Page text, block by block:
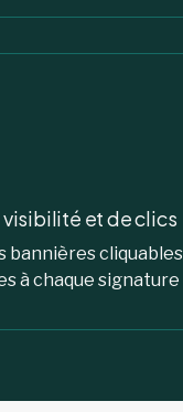
visibilité et de clics
bannières
à chaque signature